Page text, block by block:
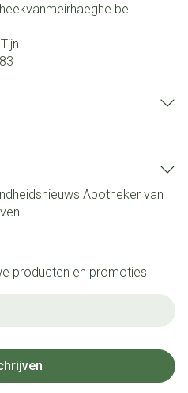
Apotheker van
producten en promoties